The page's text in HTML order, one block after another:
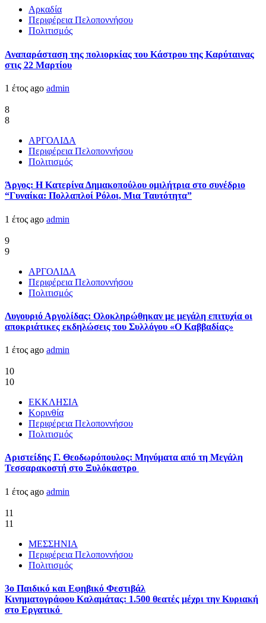
Αρκαδία
Περιφέρεια Πελοποννήσου
Πολιτισμός
Αναπαράσταση της πολιορκίας του Κάστρου της Καρύταινας
στις 22 Μαρτίου
1 έτος ago admin
8
8
ΑΡΓΟΛΙΔΑ
Περιφέρεια Πελοποννήσου
Πολιτισμός
Άργος: Η Κατερίνα Δημακοπούλου ομιλήτρια στο συνέδριο
“Γυναίκα: Πολλαπλοί Ρόλοι, Μια Ταυτότητα”
1 έτος ago admin
9
9
ΑΡΓΟΛΙΔΑ
Περιφέρεια Πελοποννήσου
Πολιτισμός
Λυγουριό Αργολίδας: Ολοκληρώθηκαν με μεγάλη επιτυχία οι
αποκριάτικες εκδηλώσεις του Συλλόγου «Ο Καββαδίας»
1 έτος ago admin
10
10
ΕΚΚΛΗΣΙΑ
Κορινθία
Περιφέρεια Πελοποννήσου
Πολιτισμός
Αριστείδης Γ. Θεοδωρόπουλος: Μηνύματα από τη Μεγάλη
Τεσσαρακοστή στο Ξυλόκαστρο
1 έτος ago admin
11
11
ΜΕΣΣΗΝΙΑ
Περιφέρεια Πελοποννήσου
Πολιτισμός
3ο Παιδικό και Εφηβικό Φεστιβάλ
Κινηματογράφου Καλαμάτας: 1.500 θεατές μέχρι την Κυριακή
στο Εργατικό